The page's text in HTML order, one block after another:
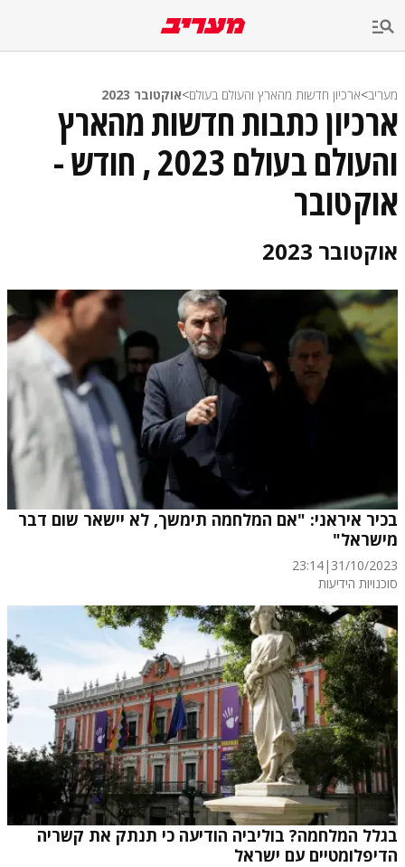
מעריב>ארכיון חדשות מהארץ והעולם בעולם>אוקטובר 2023
ארכיון כתבות חדשות מהארץ
והעולם בעולם 2023 , חודש -
אוקטובר
אוקטובר 2023
בכיר איראני: "אם המלחמה תימשך, לא יישאר שום דבר
מישראל"
31/10/2023
|
23:14
סוכנויות הידיעות
בגלל המלחמה? בוליביה הודיעה כי תנתק את קשריה
הדיפלומטיים עם ישראל